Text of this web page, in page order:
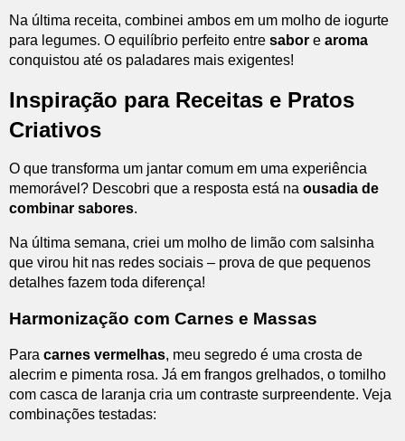
Na última receita, combinei ambos em um molho de iogurte
para legumes. O equilíbrio perfeito entre sabor e aroma
conquistou até os paladares mais exigentes!
Inspiração para Receitas e Pratos
Criativos
O que transforma um jantar comum em uma experiência
memorável? Descobri que a resposta está na ousadia de
combinar sabores.
Na última semana, criei um molho de limão com salsinha
que virou hit nas redes sociais – prova de que pequenos
detalhes fazem toda diferença!
Harmonização com Carnes e Massas
Para carnes vermelhas, meu segredo é uma crosta de
alecrim e pimenta rosa. Já em frangos grelhados, o tomilho
com casca de laranja cria um contraste surpreendente. Veja
combinações testadas: